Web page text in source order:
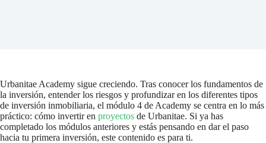
Urbanitae Academy sigue creciendo. Tras conocer los fundamentos de
la inversión, entender los riesgos y profundizar en los diferentes tipos
de inversión inmobiliaria, el módulo 4 de Academy se centra en lo más
práctico: cómo invertir en proyectos de Urbanitae. Si ya has
completado los módulos anteriores y estás pensando en dar el paso
hacia tu primera inversión, este contenido es para ti.